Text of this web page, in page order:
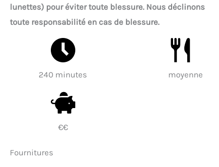
lunettes) pour éviter toute blessure. Nous déclinons
toute responsabilité en cas de blessure.
240 minutes moyenne
€€
Fournitures